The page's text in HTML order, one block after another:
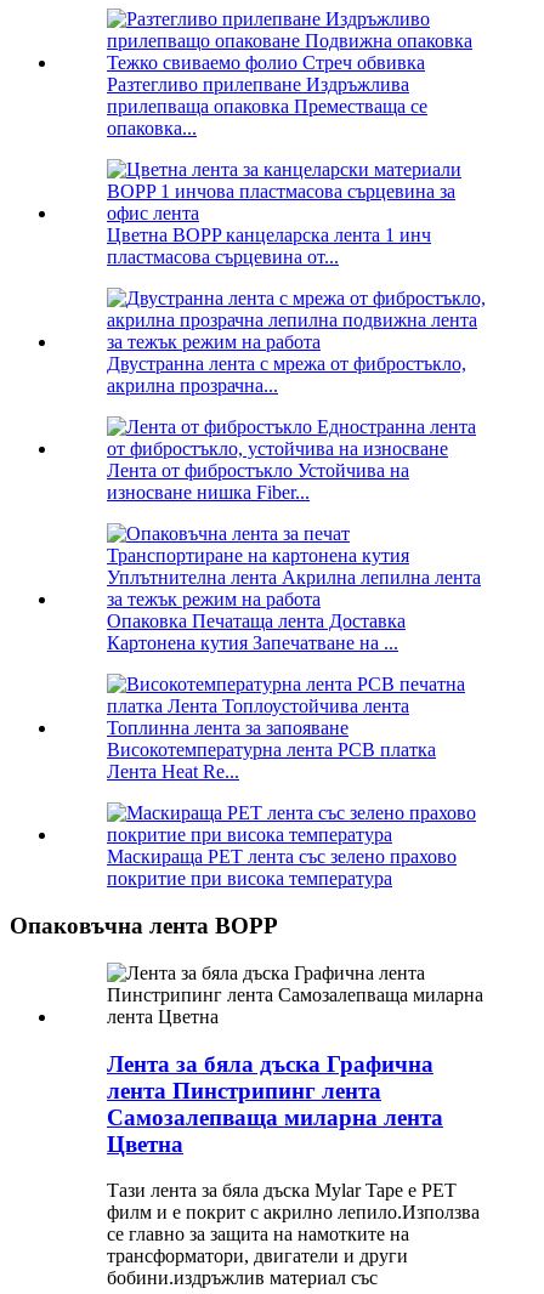
Разтегливо прилепване Издръжлива
прилепваща опаковка Преместваща се
опаковка...
Цветна BOPP канцеларска лента 1 инч
пластмасова сърцевина от...
Двустранна лента с мрежа от фибростъкло,
акрилна прозрачна...
Лента от фибростъкло Устойчива на
износване нишка Fiber...
Опаковка Печатаща лента Доставка
Картонена кутия Запечатване на ...
Високотемпературна лента PCB платка
Лента Heat Re...
Маскираща PET лента със зелено прахово
покритие при висока температура
Опаковъчна лента BOPP
Лента за бяла дъска Графична
лента Пинстрипинг лента
Самозалепваща миларна лента
Цветна
Тази лента за бяла дъска Mylar Tape е PET
филм и е покрит с акрилно лепило.Използва
се главно за защита на намотките на
трансформатори, двигатели и други
бобини.издръжлив материал със